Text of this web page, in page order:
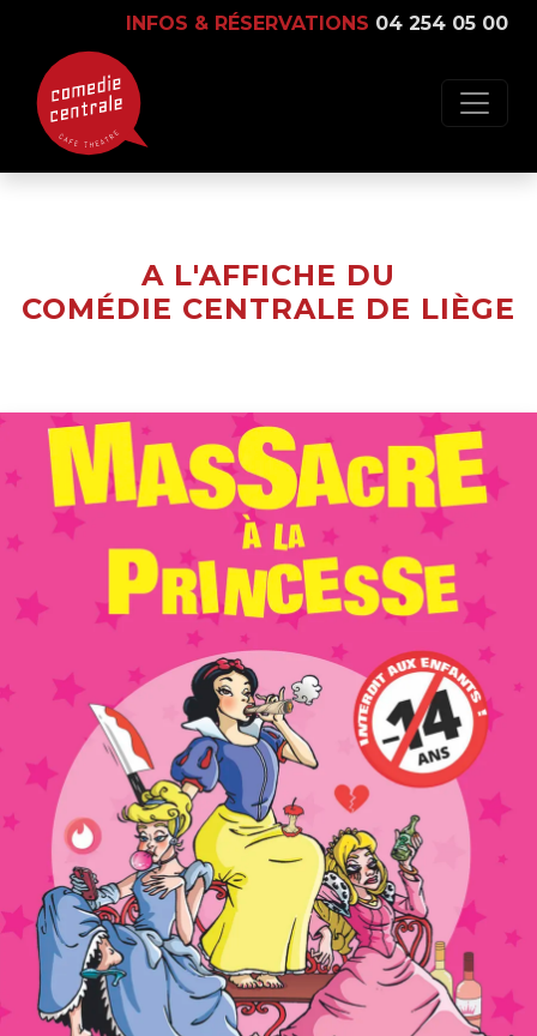
INFOS & RÉSERVATIONS 04 254 05 00
A L'AFFICHE DU
COMÉDIE CENTRALE DE LIÈGE